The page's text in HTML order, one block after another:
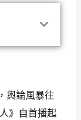
輿論風暴往
》自首播起